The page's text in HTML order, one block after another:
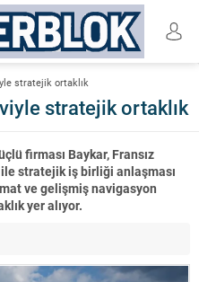
stratejik ortaklık
stratejik ortaklık
firması Baykar, Fransız
stratejik iş birliği anlaşması
ve gelişmiş navigasyon
yer alıyor.